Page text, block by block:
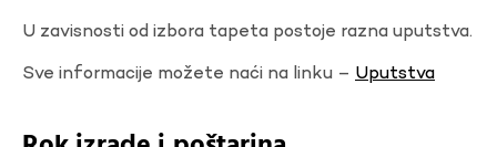
U zavisnosti od izbora tapeta postoje razna uputstva.
Sve informacije možete naći na linku – Uputstva